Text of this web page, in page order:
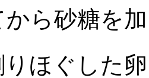
から砂糖を
りほぐした